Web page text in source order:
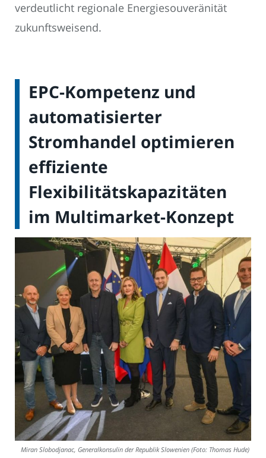
verdeutlicht regionale Energiesouveränität
zukunftsweisend.
EPC-Kompetenz und
automatisierter
Stromhandel optimieren
effiziente
Flexibilitätskapazitäten
im Multimarket-Konzept
Miran Slobodjanac, Generalkonsulin der Republik Slowenien (Foto: Thomas Hude)